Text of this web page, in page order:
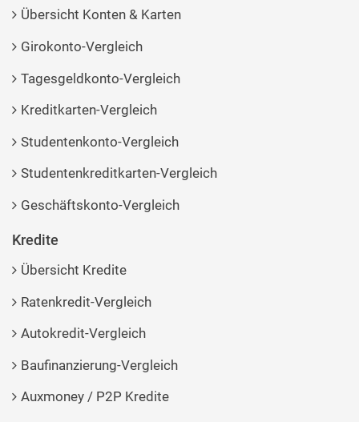
Übersicht Konten & Karten
Girokonto-Vergleich
Tagesgeldkonto-Vergleich
Kreditkarten-Vergleich
Studentenkonto-Vergleich
Studentenkreditkarten-Vergleich
Geschäftskonto-Vergleich
Kredite
Übersicht Kredite
Ratenkredit-Vergleich
Autokredit-Vergleich
Baufinanzierung-Vergleich
Auxmoney / P2P Kredite